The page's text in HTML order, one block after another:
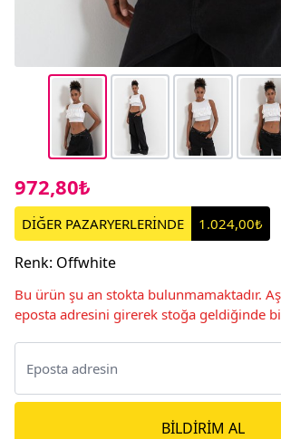
972,80₺
DİĞER PAZARYERLERİNDE 1.024,00₺
Renk: Offwhite
Bu ürün şu an stokta bulunmamaktadır.
eposta adresini girerek stoğa geldiğinde
BILDIRIM AL